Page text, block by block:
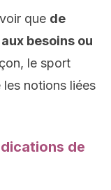
que de
besoins ou
le sport
notions liées
de